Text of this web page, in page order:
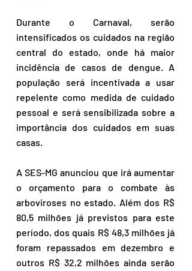
Durante o Carnaval, serão
intensificados os cuidados na região
central do estado, onde há maior
incidência de casos de dengue. A
população será incentivada a usar
repelente como medida de cuidado
pessoal e será sensibilizada sobre a
importância dos cuidados em suas
casas.
A SES-MG anunciou que irá aumentar
o orçamento para o combate às
arboviroses no estado. Além dos R$
80,5 milhões já previstos para este
período, dos quais R$ 48,3 milhões já
foram repassados em dezembro e
outros R$ 32,2 milhões ainda serão